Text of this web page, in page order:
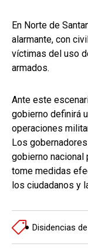
En Norte de
alarmante, con
víctimas del uso
armados.
Ante este
gobierno definirá
operaciones
Los
gobierno nacional
tome medidas
los ciudadanos y
Disidencias